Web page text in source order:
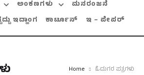
ಅಂಕಣಗಳು
ಮನರಂಜನೆ
ಇದ್ಹಾಂಗ ಕಾರ್ಟೂನ್ ಇ – ಪೇಪರ್
Home ಓದುಗರ ಪತ್ರಗಳು